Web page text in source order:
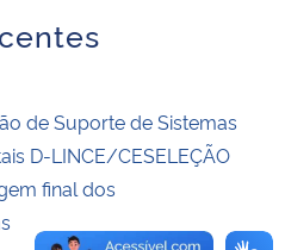
de Suporte de Sistemas
D-LINCE/CESELEÇÃO
final dos